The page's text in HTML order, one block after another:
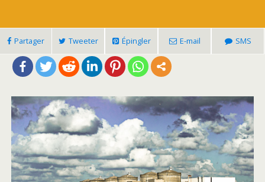
Partager Tweeter Épingler E-mail SMS